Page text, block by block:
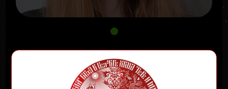
Эвелина Терентьева
Практикующий врач-невролог, нейрофизиолог.
Окончила СПБГПМУ. Детский врач-невролог,